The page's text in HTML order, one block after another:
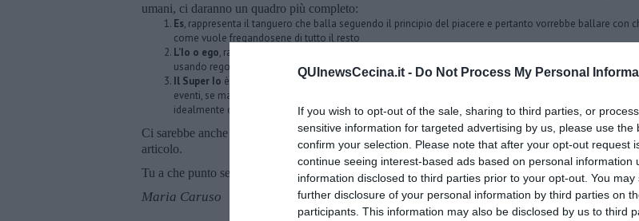
QUInewsCecina.it - Do Not Process My Personal
If you wish to opt-out of the sale, sharing to third parties, or
sensitive information for targeted advertising by us, please use the
confirm your selection. Please note that after your opt-out request
continue seeing interest-based ads based on personal information
information disclosed to third parties prior to your opt-out. You
further disclosure of your personal information by third parties on
participants. This information may also be disclosed by us to third
umani, ci daranno un quadro più completo:
Es, rappresenta il tanguero che balla seguendo il principio del piacere e pertanto vorrebbe ballare con
come vuole fregandosene di tutto il resto
L’Io o ego, rappresenta il tanguero che sta coi piedi per terra e generalmente si attiene ai codici
usando regolarmente mirada e cabeceo, rispetto della ronda, ecc
Il Super Io è il tanguero che eticamente cerca di invitare tutti, se organizzatore cerca di non criticare gli
eventi, se maestro evita di sparlare degli altri maestri e delle altre scuole, degli stili diversi dal suo e si
idealmente come dovrebbe essere un “signore del tango”.
Ci sarebbe anche da specificare quali sono i bisogni dei tangueri ma questo sarà argomento di un
articolo.
Tu a che punto sei nel tuo sviluppo tanguero e soprattutto a quale personalità appartieni?
Maria Caruso